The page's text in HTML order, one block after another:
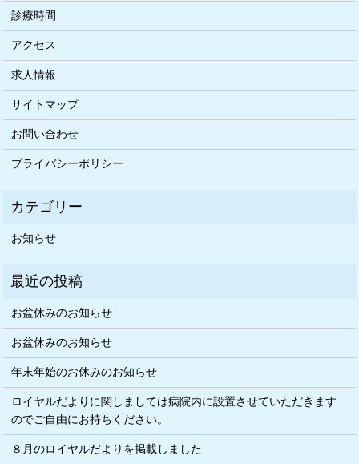
診療時間
アクセス
求人情報
サイトマップ
お問い合わせ
プライバシーポリシー
お知らせ
お盆休みのお知らせ
お盆休みのお知らせ
年末年始のお休みのお知らせ
ロイヤルだよりに関しましては病院内に設置させていただきます
のでご自由にお持ちください。
８月のロイヤルだよりを掲載しました